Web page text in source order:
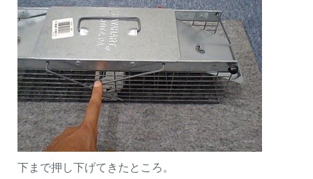
下まで押し下げてきたところ。